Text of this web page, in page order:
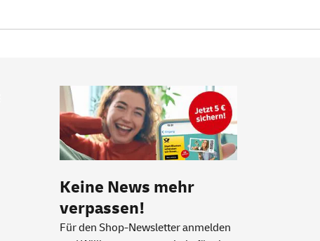
Keine News mehr
verpassen!
Für den Shop-Newsletter anmelden